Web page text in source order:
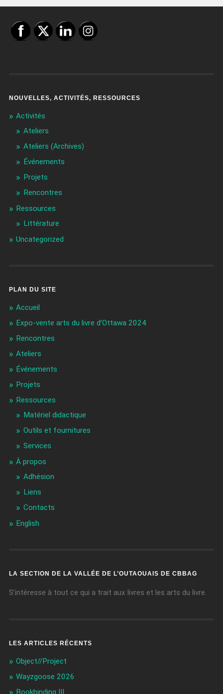
NOUVELLES, ACTIVITÉS, RESSOURCES
Activités
Ateliers
Ateliers (Archives)
Événements
Projets
Rencontres
Ressources
Littérature
Uncategorized
PLAN DU SITE
Accueil
Expo-vente arts du livre d’Ottawa 2024
Rencontres
Ateliers
Événements
Projets
Ressources
Matériel didactique
Outils et fournitures
Services
À propos
Adhésion
Liens
Contacts
English
LA SECTION DE LA VALLÉE DE L’OUTAOUAIS DE CBBAG
S’intéresse à tout ce qui a trait aux livres et les arts du livre.
LES ARTICLES RÉCENTS
Object//Project
Wayzgoose 2026
Bookbinding III